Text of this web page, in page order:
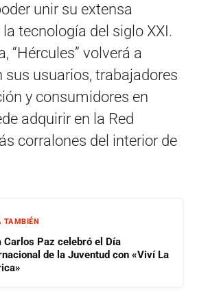
unir su extensa
tecnología del siglo XXI.
“Hércules” volverá a
sus usuarios, trabajadores
y consumidores en
adquirir en la Red
corralones del interior de
TAMBIÉN
Carlos Paz celebró el Día
de la Juventud con «Viví La